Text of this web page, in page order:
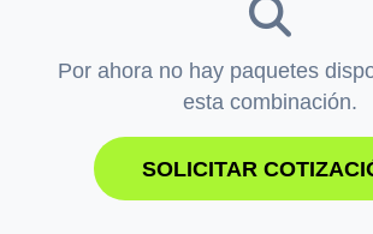
Por ahora no hay paquetes
esta combinación.
SOLICITAR